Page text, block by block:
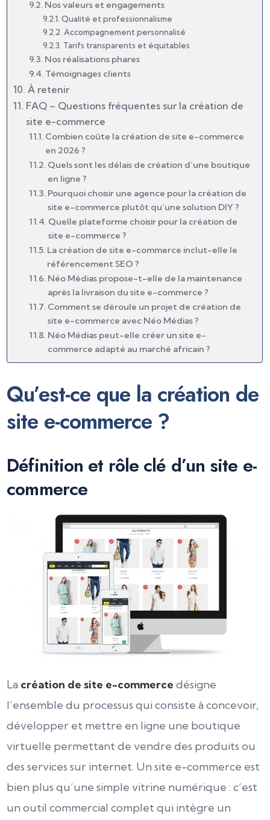
Nos valeurs et engagements
Qualité et professionnalisme
Accompagnement personnalisé
Tarifs transparents et équitables
Nos réalisations phares
Témoignages clients
À retenir
FAQ – Questions fréquentes sur la création de
site e-commerce
Combien coûte la création de site e-commerce
en 2026 ?
Quels sont les délais de création d’une boutique
en ligne ?
Pourquoi choisir une agence pour la création de
site e-commerce plutôt qu’une solution DIY ?
Quelle plateforme choisir pour la création de
site e-commerce ?
La création de site e-commerce inclut-elle le
référencement SEO ?
Néo Médias propose-t-elle de la maintenance
après la livraison du site e-commerce ?
Comment se déroule un projet de création de
site e-commerce avec Néo Médias ?
Néo Médias peut-elle créer un site e-
commerce adapté au marché africain ?
Qu’est-ce que la création de
site e-commerce ?
Définition et rôle clé d’un site e-
commerce
La création de site e-commerce désigne
l’ensemble du processus qui consiste à concevoir,
développer et mettre en ligne une boutique
virtuelle permettant de vendre des produits ou
des services sur internet. Un site e-commerce est
bien plus qu’une simple vitrine numérique : c’est
un outil commercial complet qui intègre un